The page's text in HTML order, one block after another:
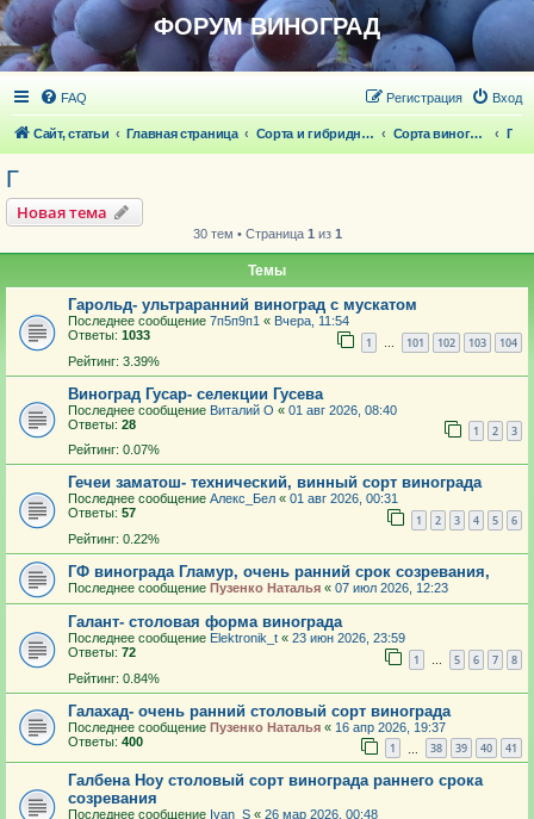
ФОРУМ ВИНОГРАД
FAQ Вход
Регистрация
Сайт, статьи Главная страница Сорта и гибридные формы винограда Сорта винограда Г
Г
Новая тема
30 тем • Страница 1 из 1
Темы
Гарольд- ультраранний виноград с мускатом
Последнее сообщение 7п5п9п1 « Вчера, 11:54
Ответы: 1033 1 … 101 102 103 104
Рейтинг: 3.39%
Виноград Гусар- селекции Гусева
Последнее сообщение Виталий О « 01 авг 2026, 08:40
Ответы: 28 1 2 3
Рейтинг: 0.07%
Гечеи заматош- технический, винный сорт винограда
Последнее сообщение Алекс_Бел « 01 авг 2026, 00:31
Ответы: 57 1 2 3 4 5 6
Рейтинг: 0.22%
ГФ винограда Гламур, очень ранний срок созревания,
Последнее сообщение Пузенко Наталья « 07 июл 2026, 12:23
Галант- столовая форма винограда
Последнее сообщение Elektronik_t « 23 июн 2026, 23:59
Ответы: 72 1 … 5 6 7 8
Рейтинг: 0.84%
Галахад- очень ранний столовый сорт винограда
Последнее сообщение Пузенко Наталья « 16 апр 2026, 19:37
Ответы: 400 1 38 39 40 41
Галбена Ноу столовый сорт винограда раннего срока
созревания
Последнее сообщение Ivan_S « 26 мар 2026, 00:48